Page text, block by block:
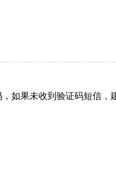
如果未收到验证码短信，